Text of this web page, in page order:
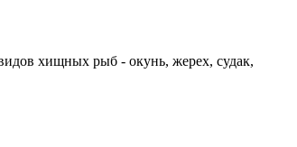
хищных рыб - окунь, жерех, судак,